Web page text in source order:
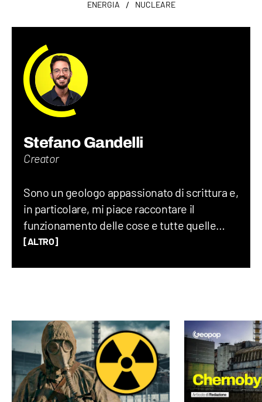
ENERGIA / NUCLEARE
Stefano Gandelli
Creator
Sono un geologo appassionato di scrittura e,
in particolare, mi piace raccontare il
funzionamento delle cose e tutte quelle
storie assurde (ma vere) che accadono nel
guardare film, andare ai concerti e
collezionare dischi in vinile.
[ALTRO]